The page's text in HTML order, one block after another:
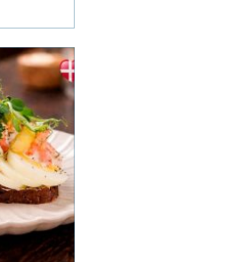
god til
ikke
i h...